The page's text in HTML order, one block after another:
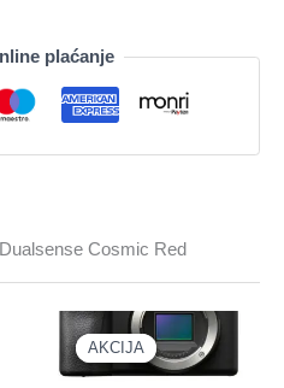
plaćanje
Cosmic Red
AKCIJA
AKCIJA